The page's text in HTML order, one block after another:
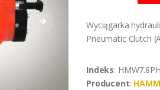
Wyciągarka
Pneumatic Clutch
Indeks:
Producent: